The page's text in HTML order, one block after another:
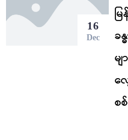
16
Dec
မ
ခ
မ
လ
စ